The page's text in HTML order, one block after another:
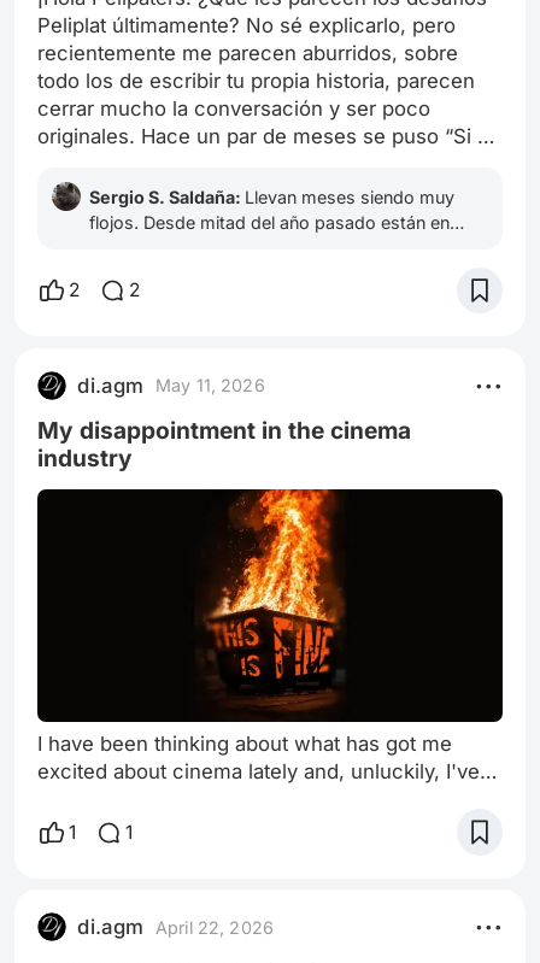
Peliplat últimamente? No sé explicarlo, pero
recientemente me parecen aburridos, sobre
todo los de escribir tu propia historia, parecen
cerrar mucho la conversación y ser poco
originales. Hace un par de meses se puso “Si mi
isekai? Amigo he visto esta premisa hasta en la
sopa. Además, y realmente no es importante
que eso significaría si mi vida fuera un drama de
época? XD, aunque tal vez habría tenido una
que sean más interesantes. Falta más
se llama así por algo ¿no? ¿tienes una propuesta
de desafío que te parezca más original o
interesante?
Sergio S. Saldaña: Llevan meses siendo muy
flojos. Desde mitad del año pasado están en
dólares están completamente muertos. La cosa
ahora sería innovar uno mismo. Dicen que los
2 2
di.agm May 11, 2026
My disappointment in the cinema
industry
I have been thinking about what has got me
excited about cinema lately and, unluckily, I've
get more and more disappointed in the industry.
when the studio was being founded where he
said “I cannot promise we will make lots of
1 1
di.agm April 22, 2026